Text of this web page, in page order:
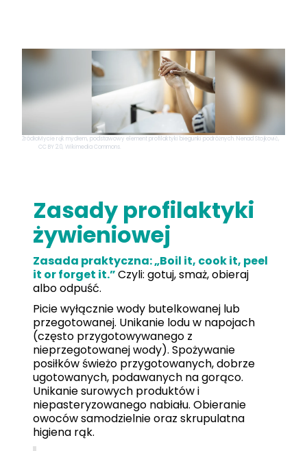
ŹródłoMycie rąk mydłem, podstawowy element profilaktyki biegunki podróżnych. Nenad Stojković,
CC BY 2.0, Wikimedia Commons.
Zasady profilaktyki
żywieniowej
Zasada praktyczna: „Boil it, cook it, peel
it or forget it.”Czyli: gotuj, smaż, obieraj
albo odpuść.
Picie wyłącznie wody butelkowanej lub
przegotowanej. Unikanie lodu w napojach
(często przygotowywanego z
nieprzegotowanej wody). Spożywanie
posiłków świeżo przygotowanych, dobrze
ugotowanych, podawanych na gorąco.
Unikanie surowych produktów i
niepasteryzowanego nabiału. Obieranie
owoców samodzielnie oraz skrupulatna
higiena rąk.